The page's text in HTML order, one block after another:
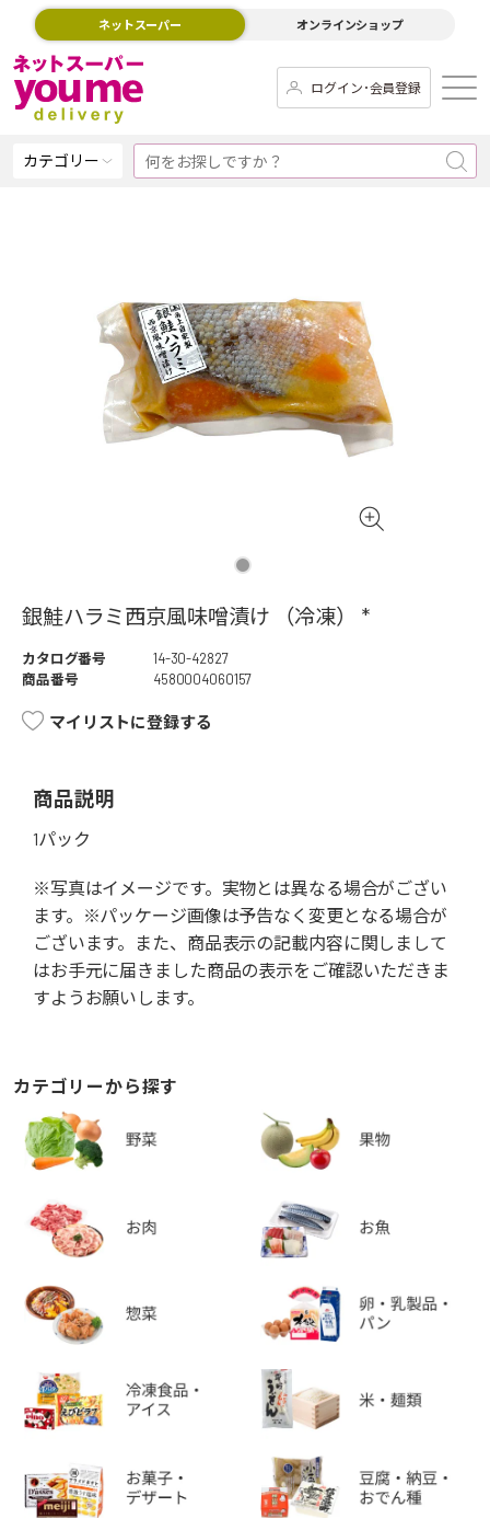
ネットスーパー オンラインショップ
ログイン･会員登録
カテゴリー
銀鮭ハラミ西京風味噌漬け （冷凍） *
カタログ番号
14-30-42827
商品番号
4580004060157
マイリストに登録する
商品説明
1パック
※写真はイメージです。実物とは異なる場合がござい
ます。※パッケージ画像は予告なく変更となる場合が
ございます。また、商品表示の記載内容に関しまして
はお手元に届きました商品の表示をご確認いただきま
すようお願いします。
カテゴリーから探す